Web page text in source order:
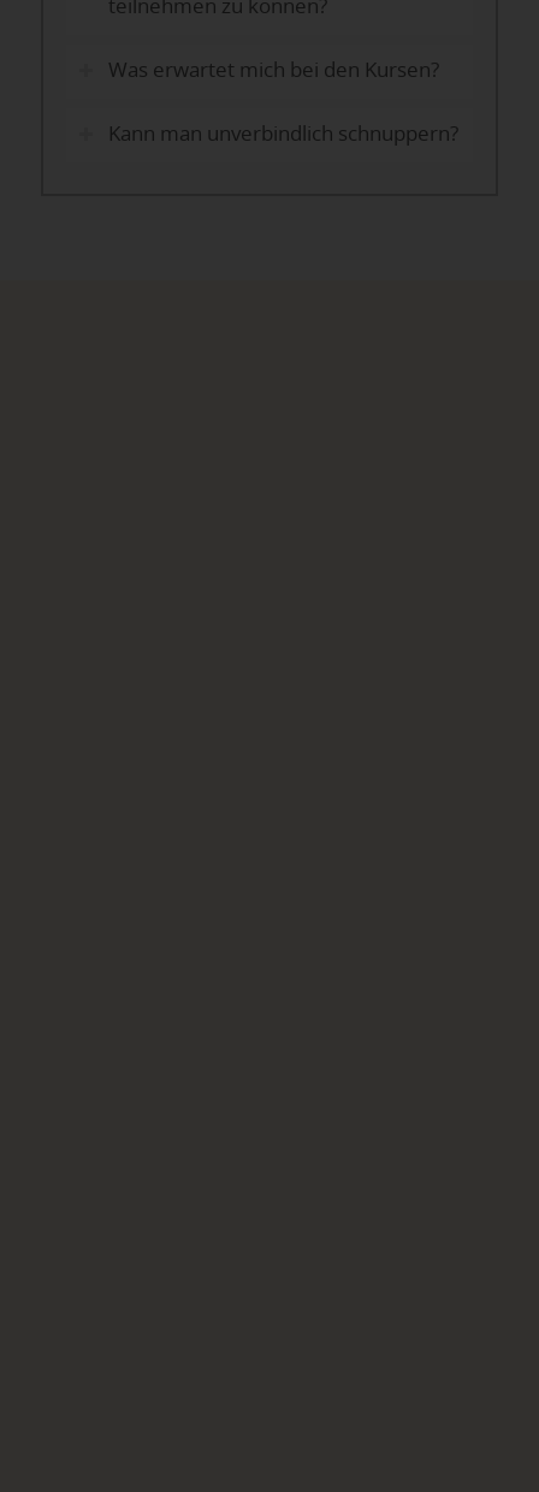
teilnehmen zu können?
Was erwartet mich bei den Kursen?
Kann man unverbindlich schnuppern?